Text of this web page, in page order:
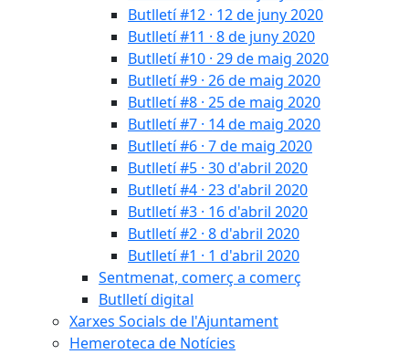
Butlletí #12 · 12 de juny 2020
Butlletí #11 · 8 de juny 2020
Butlletí #10 · 29 de maig 2020
Butlletí #9 · 26 de maig 2020
Butlletí #8 · 25 de maig 2020
Butlletí #7 · 14 de maig 2020
Butlletí #6 · 7 de maig 2020
Butlletí #5 · 30 d'abril 2020
Butlletí #4 · 23 d'abril 2020
Butlletí #3 · 16 d'abril 2020
Butlletí #2 · 8 d'abril 2020
Butlletí #1 · 1 d'abril 2020
Sentmenat, comerç a comerç
Butlletí digital
Xarxes Socials de l'Ajuntament
Hemeroteca de Notícies